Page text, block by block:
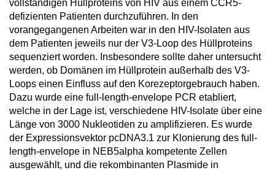
vollständigen Hüllproteins von HIV aus einem CCR5-
defizienten Patienten durchzuführen. In den
vorangegangenen Arbeiten war in den HIV-Isolaten aus
dem Patienten jeweils nur der V3-Loop des Hüllproteins
sequenziert worden. Insbesondere sollte daher untersucht
werden, ob Domänen im Hüllprotein außerhalb des V3-
Loops einen Einfluss auf den Korezeptorgebrauch haben.
Dazu wurde eine full-length-envelope PCR etabliert,
welche in der Lage ist, verschiedene HIV-Isolate über eine
Länge von 3000 Nukleotiden zu amplifizieren. Es wurde
der Expressionsvektor pcDNA3.1 zur Klonierung des full-
length-envelope in NEB5alpha kompetente Zellen
ausgewählt, und die rekombinanten Plasmide in